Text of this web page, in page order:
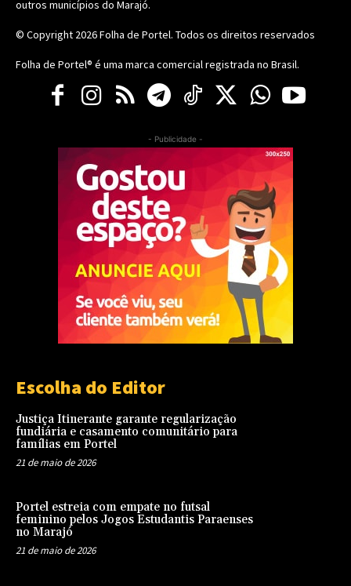
outros municípios do Marajó.
© Copyright 2026Folha de Portel. Todos os direitos reservados
Folha de Portel® é uma marca comercial registrada no Brasil.
- Publicidade -
Escolha do Editor
Justiça Itinerante garante regularização
fundiária e casamento comunitário para
famílias em Portel
21 de maio de 2026
Portel estreia com empate no futsal
feminino pelos Jogos Estudantis Paraenses
no Marajó
21 de maio de 2026